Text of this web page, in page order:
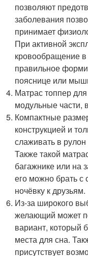
позволяют
заболевания
принимает
При активной
кровообращение в
правильное
пояснице или
Матрас топпер
модульные части,
Компактные
конструкцией и
слаживать в
Также такой
багажнике или на
его можно брать с
ночёвку к друзьям.
Из-за широкого
желающий может
вариант, который
места для сна.
присутствует